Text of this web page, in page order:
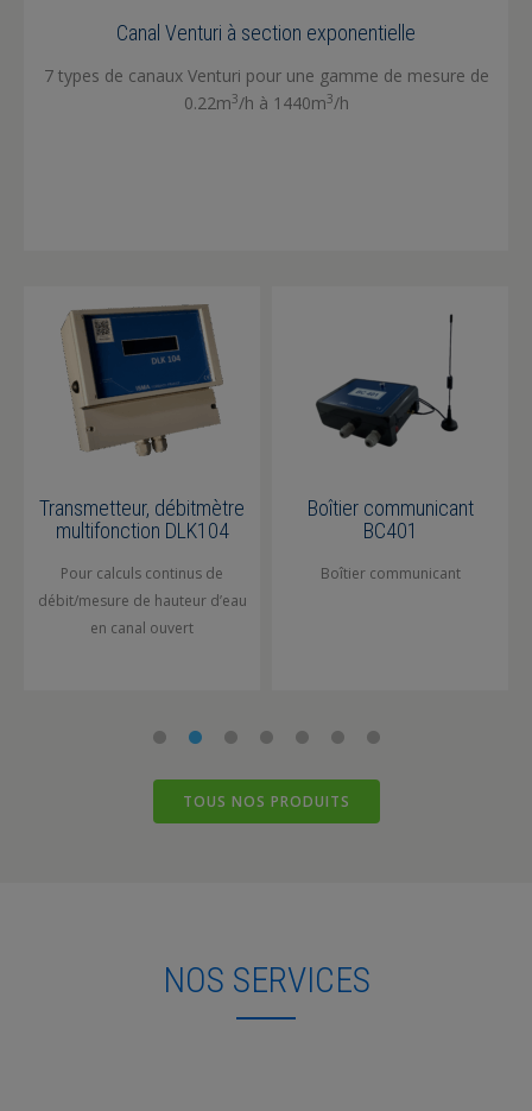
Canal Venturi à section exponentielle
7 types de canaux Venturi pour une gamme de mesure de
0.22m3/h à 1440m3/h
Transmetteur, débitmètre
multifonction DLK104
Pour calculs continus de
débit/mesure de hauteur d’eau
en canal ouvert
Boîtier communicant
BC401
Boîtier communicant
TOUS NOS PRODUITS
NOS SERVICES